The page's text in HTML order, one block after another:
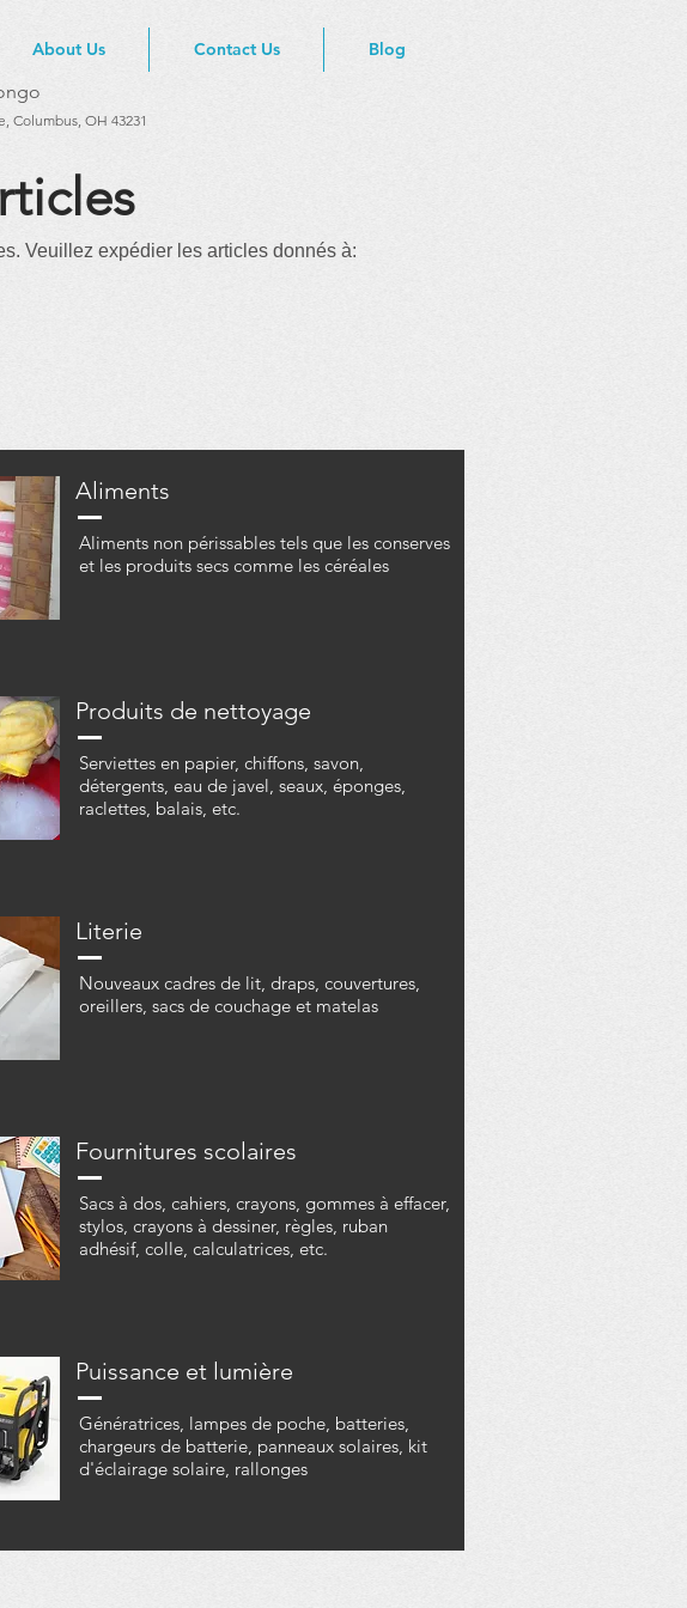
About Us Contact Us Blog
Columbus, OH 43231
Veuillez expédier les articles donnés à:
Aliments
Aliments non périssables tels que les conserves
et les produits secs comme les céréales
Produits de nettoyage
Serviettes en papier, chiffons, savon,
détergents, eau de javel, seaux, éponges,
raclettes, balais, etc.
Literie
Nouveaux cadres de lit, draps, couvertures,
oreillers, sacs de couchage et matelas
Fournitures scolaires
Sacs à dos, cahiers, crayons, gommes à effacer,
stylos, crayons à dessiner, règles, ruban
adhésif, colle, calculatrices, etc.
Puissance et lumière
Génératrices, lampes de poche, batteries,
chargeurs de batterie, panneaux solaires, kit
d'éclairage solaire, rallonges